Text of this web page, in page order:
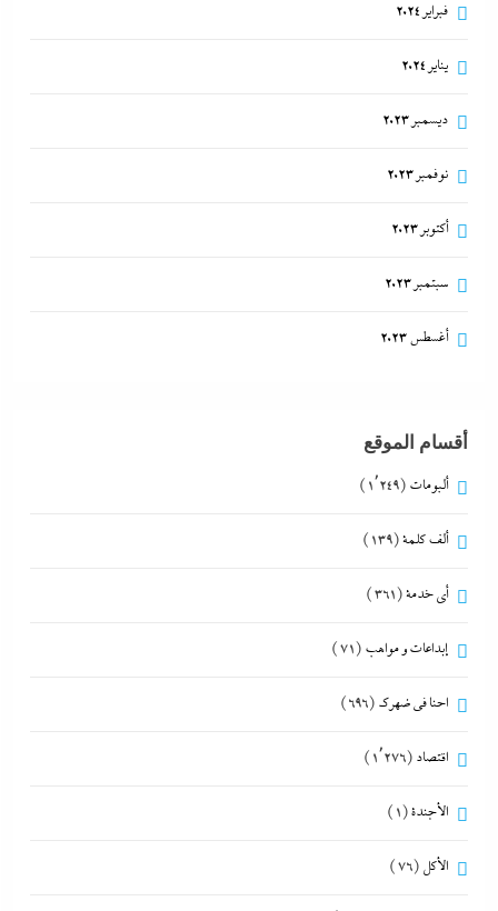
فبراير 2024
يناير 2024
ديسمبر 2023
نوفمبر 2023
أكتوبر 2023
سبتمبر 2023
أغسطس 2023
أقسام الموقع
ألبومات (1٬249)
ألف كلمة(139)
أي خدمة(361)
إبداعات و مواهب (71)
احنا في ضهرك (696)
اقتصاد (1٬276)
الأجندة(1)
الأكل (76)